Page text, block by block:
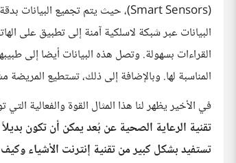
البيانات عبر شبكة لاسلكية آمنة إلى تطبيق على
المناسبة لها. وبالإضافة إلى ذلك، تستطيع
في الأخير يظهر لنا هذا المثال القوة والفعالية
تقنية الرعاية الصحية عن بُعد يمكن أن تكون
تستفيد بشكل كبير من تقنية إنترنت الأشياء